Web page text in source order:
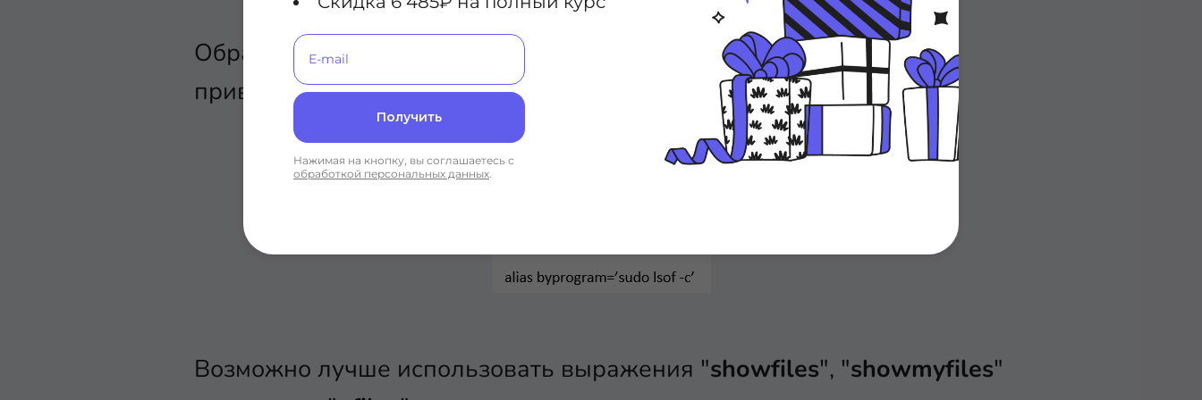
Получить
Нажимая на кнопку, вы соглашаетесь с
обработкой персональных данных.
Обратите внимание, что большинство этих псевдонимов требуют
привилегий root и предполагают, что у вас есть привилегии sudo.
Возможно лучше использовать выражения "showfiles", "showmyfiles"